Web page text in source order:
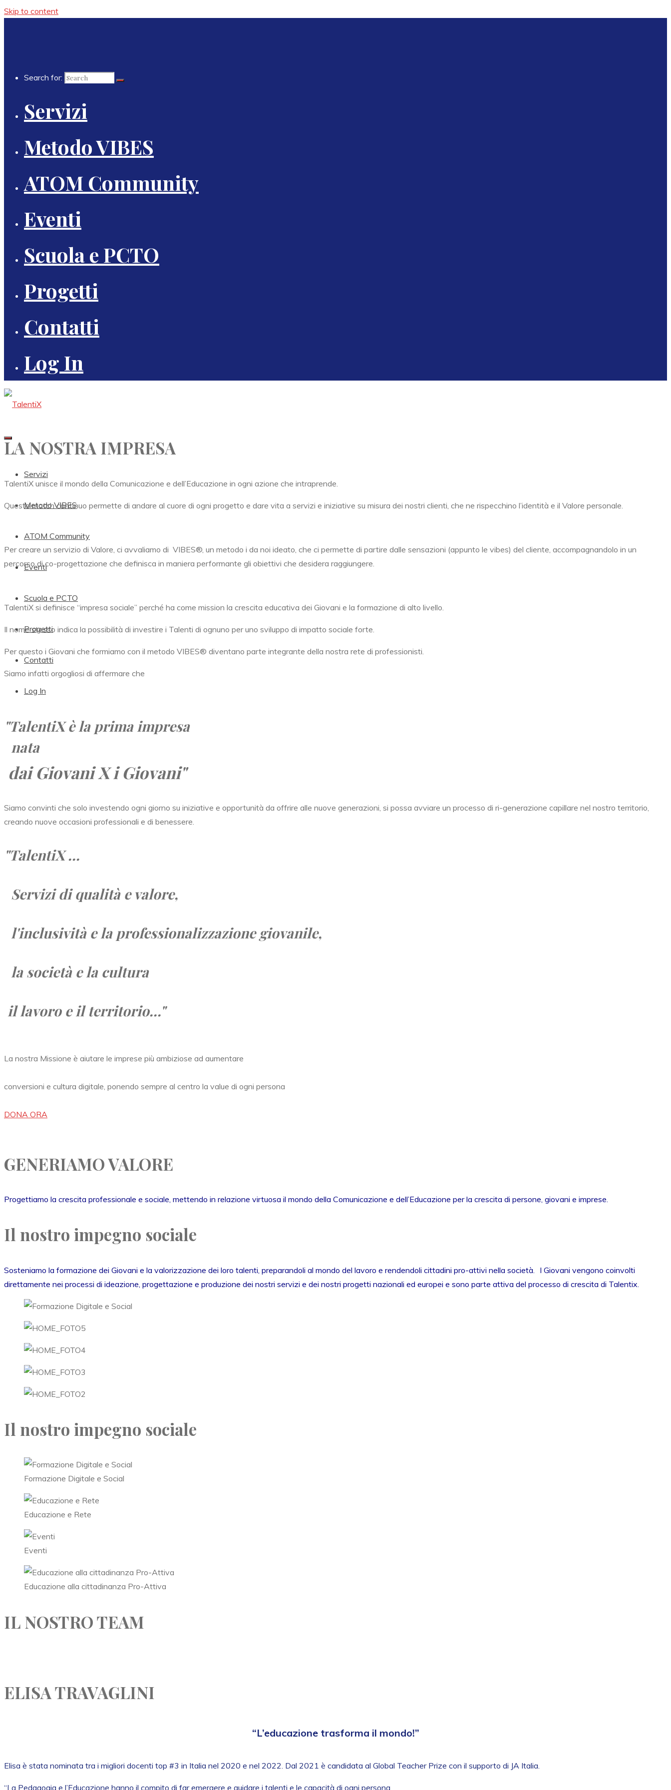
Skip to content
Search for:
Servizi
Metodo VIBES
ATOM Community
Eventi
Scuola e PCTO
Progetti
Contatti
Log In
Servizi
Metodo VIBES
ATOM Community
Eventi
Scuola e PCTO
Progetti
Contatti
Log In
LA NOSTRA IMPRESA
TalentiX unisce il mondo della Comunicazione e dell’Educazione in ogni azione che intraprende.
Questo match continuo permette di andare al cuore di ogni progetto e dare vita a servizi e iniziative su misura dei nostri clienti, che ne rispecchino l’identità e il Valore personale.
Per creare un servizio di Valore, ci avvaliamo di VIBES®, un metodo i da noi ideato, che ci permette di partire dalle sensazioni (appunto le vibes) del cliente, accompagnandolo in un
percorso di co-progettazione che definisca in maniera performante gli obiettivi che desidera raggiungere.
TalentiX si definisce “impresa sociale” perché ha come mission la crescita educativa dei Giovani e la formazione di alto livello.
Il nome stesso indica la possibilità di investire i Talenti di ognuno per uno sviluppo di impatto sociale forte.
Per questo i Giovani che formiamo con il metodo VIBES® diventano parte integrante della nostra rete di professionisti.
Siamo infatti orgogliosi di affermare che
"TalentiXè la prima impresa
nata
dai Giovani X i Giovani"
Siamo convinti che solo investendo ogni giorno su iniziative e opportunità da offrire alle nuove generazioni, si possa avviare un processo di ri-generazione capillare nel nostro territorio,
creando nuove occasioni professionali e di benessere.
"TalentiX ...
Servizi di qualità e valore,
l'inclusività e la professionalizzazione giovanile,
la società ela cultura
il lavoro eil territorio..."
La nostra Missione è aiutare le imprese più ambiziose ad aumentare
conversioni e cultura digitale, ponendo sempre al centro la value di ogni persona
DONA ORA
GENERIAMO VALORE
Progettiamo la crescita professionale e sociale, mettendo in relazione virtuosa il mondo della Comunicazione e dell’Educazione per la crescita di persone, giovani e imprese.
Il nostro impegno sociale
Sosteniamo la formazione dei Giovani e la valorizzazione dei loro talenti, preparandoli al mondo del lavoro e rendendoli cittadini pro-attivi nella società. I Giovani vengono coinvolti
direttamente nei processi di ideazione, progettazione e produzione dei nostri servizi e dei nostri progetti nazionali ed europei e sono parte attiva del processo di crescita di Talentix.
Il nostro impegno sociale
Formazione Digitale e Social
Educazione e Rete
Eventi
Educazione alla cittadinanza Pro-Attiva
IL NOSTRO TEAM
ELISA TRAVAGLINI
“L’educazione trasforma il mondo!”
Elisa è stata nominata tra i migliori docenti top #3 in Italia nel 2020 e nel 2022. Dal 2021 è candidata al Global Teacher Prize con il supporto di JA Italia.
“La Pedagogia e l’Educazione hanno il compito di far emergere e guidare i talenti e le capacità di ogni persona.